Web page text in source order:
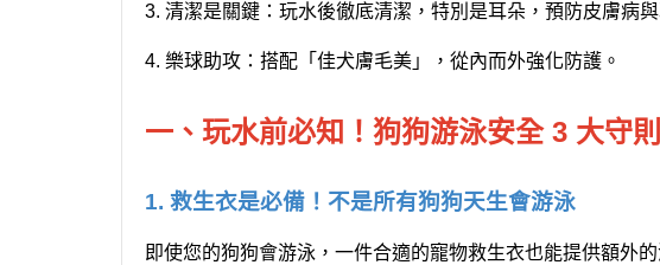
3. 清潔是關鍵： 玩水後徹底清潔，特別是耳朵，預防皮膚病與
4. 樂球助攻： 搭配「佳犬膚毛美」，從內而外強化防護。
一、玩水前必知！狗狗游泳安全 3 大守則
1. 救生衣是必備！不是所有狗狗天生會游泳
即使您的狗狗會游泳，一件合適的寵物救生衣也能提供額外